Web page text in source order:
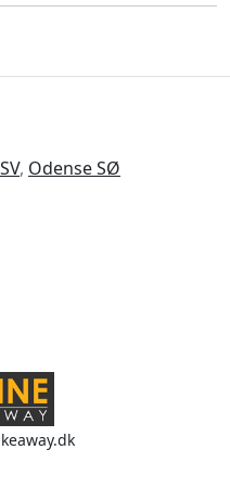
, Odense SØ